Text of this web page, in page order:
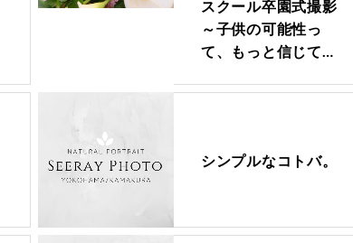
スクール卒園式撮影
～子供の可能性っ
て、もっと信じて…
シンプルなコトバ。